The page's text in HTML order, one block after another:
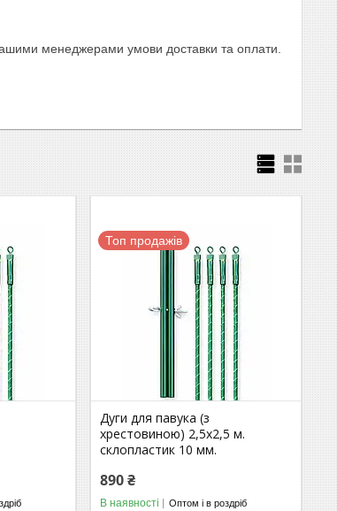
менеджерами умови доставки та оплати.
Топ продажів
Дуги для павука (з
хрестовиною) 2,5х2,5 м.
склопластик 10 мм.
890 ₴
В наявності Оптом і в роздріб